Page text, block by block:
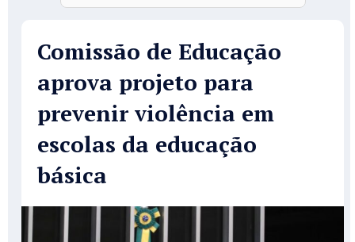
Comissão de Educação
aprova projeto para
prevenir violência em
escolas da educação
básica